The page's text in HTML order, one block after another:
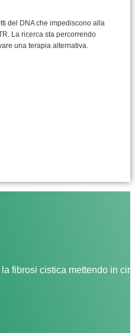
del DNA che impediscono alla
La ricerca sta percorrendo
una terapia alternativa.
fibrosi cistica mettendo in